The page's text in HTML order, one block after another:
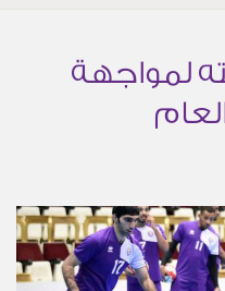
لمواجهة